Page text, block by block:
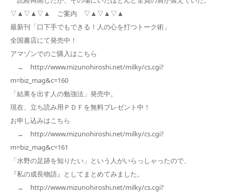
▽▲▽▲▽▲ ご案内 ▽▲▽▲▽▲
最新刊「口下手でもできる！人の心を打つトーク術」
全国書店にて発売中！
アマゾンでのご購入はこちら
→ http://www.mizunohiroshi.net/milky/cs.cgi?
m=biz_mag&c=160
「結果を出す人の勉強法」発売中。
現在、立ち読み用ＰＤＦを無料プレゼント中！
お申し込みはこちら
→ http://www.mizunohiroshi.net/milky/cs.cgi?
m=biz_mag&c=161
「水野の足跡を知りたい」という人がいらっしゃったので、
『私の成長物語』としてまとめてみました。
→ http://www.mizunohiroshi.net/milky/cs.cgi?